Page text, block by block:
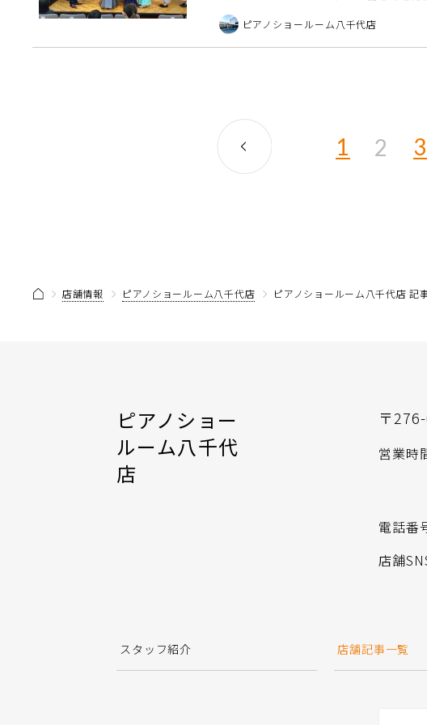
えます。 ステップは全国で年間を通し
ある先生方より、 […]
ピアノショールーム八千代店
1 2 3
店舗情報 ピアノショールーム八千代店 ピアノショールーム八千代店 記
ピアノショー
ルーム八千代
店
〒
営業時
電話番
店舗
スタッフ紹介 店舗記事一覧